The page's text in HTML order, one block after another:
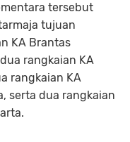
tersebut
tujuan
KA Brantas
rangkaian KA
rangkaian KA
serta dua rangkaian